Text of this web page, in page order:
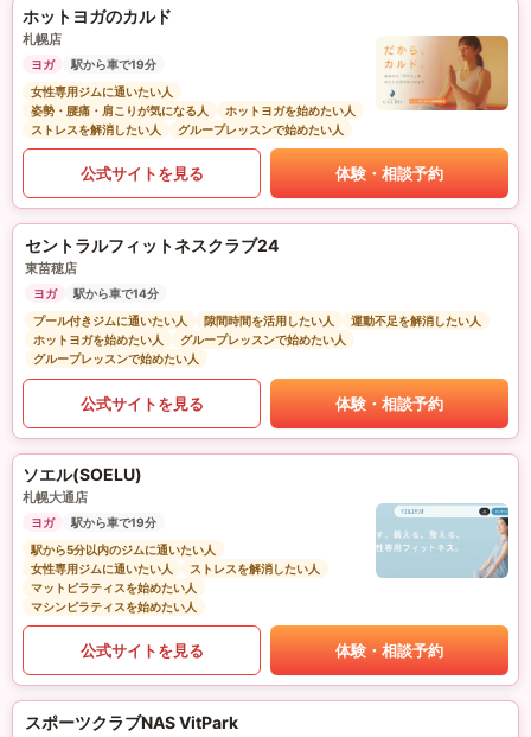
ホットヨガのカルド
札幌店
ヨガ
駅から車で19分
女性専用ジムに通いたい人
姿勢・腰痛・肩こりが気になる人
ホットヨガを始めたい人
ストレスを解消したい人
グループレッスンで始めたい人
公式サイトを見る 体験・相談予約
セントラルフィットネスクラブ24
東苗穂店
ヨガ
駅から車で14分
プール付きジムに通いたい人
隙間時間を活用したい人
運動不足を解消したい人
ホットヨガを始めたい人
グループレッスンで始めたい人
グループレッスンで始めたい人
公式サイトを見る 体験・相談予約
ソエル(SOELU)
札幌大通店
ヨガ
駅から車で19分
駅から5分以内のジムに通いたい人
女性専用ジムに通いたい人
ストレスを解消したい人
マットピラティスを始めたい人
マシンピラティスを始めたい人
公式サイトを見る 体験・相談予約
スポーツクラブNAS VitPark